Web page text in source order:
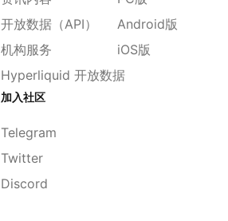
开放数据（API）
机构服务
Hyperliquid 开放数据
Android版
iOS版
加入社区
Telegram
Twitter
Discord